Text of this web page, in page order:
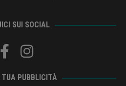
SUI SOCIAL
TUA PUBBLICITÀ